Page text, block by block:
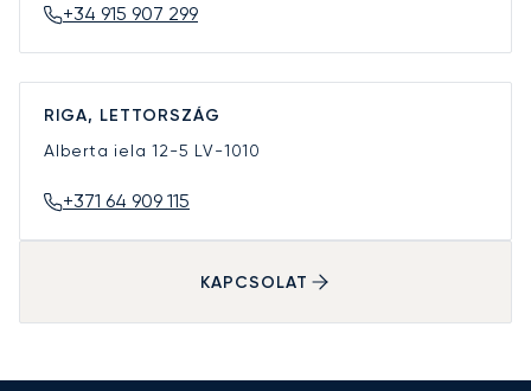
+34 915 907 299
RIGA, LETTORSZÁG
Alberta iela 12-5 LV-1010
+371 64 909 115
KAPCSOLAT